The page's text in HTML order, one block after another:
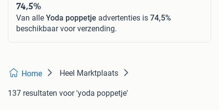
74,5%
Van alle Yoda poppetje advertenties is 74,5%
beschikbaar voor verzending.
Home Heel Marktplaats
137 resultaten voor 'yoda poppetje'